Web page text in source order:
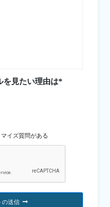
を見たい理由は*
イズ質問がある
の送信